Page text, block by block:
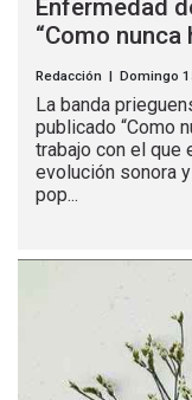
Enfermedad
“Como nunca
Redacción | Domingo
La banda
publicado “Como
trabajo con el que
evolución sonora
pop...